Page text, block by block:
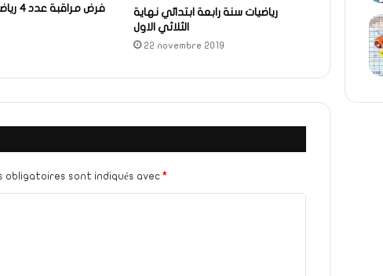
رياضيات سنة رابعة ابتدائي نهاية
الثلاثي الاول
22 novembre 2019
obligatoires sont indiqués avec *